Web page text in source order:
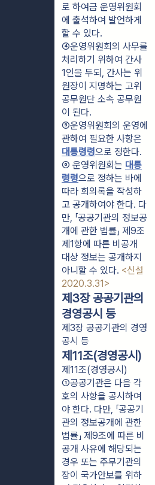
로 하여금 운영위원회
에 출석하여 발언하게
할 수 있다.
④운영위원회의 사무를
처리하기 위하여 간사
1인을 두되, 간사는 위
원장이 지명하는 고위
공무원단 소속 공무원
이 된다.
⑤운영위원회의 운영에
대통령령으로 정한다.
⑥ 운영위원회는 대통
령령으로 정하는 바에
따라 회의록을 작성하
고 공개하여야 한다. 다
만, 「공공기관의 정보공
개에 관한 법률」 제9조
제1항에 따른 비공개
대상 정보는 공개하지
아니할 수 있다. <신설
2020.3.31>
제3장 공공기관의
경영공시 등
제3장 공공기관의 경영
공시 등
제11조(경영공시)
제11조(경영공시)
①공공기관은 다음 각
호의 사항을 공시하여
야 한다. 다만, 「공공기
관의 정보공개에 관한
법률」 제9조에 따른 비
공개 사유에 해당되는
경우 또는 주무기관의
장이 국가안보를 위하